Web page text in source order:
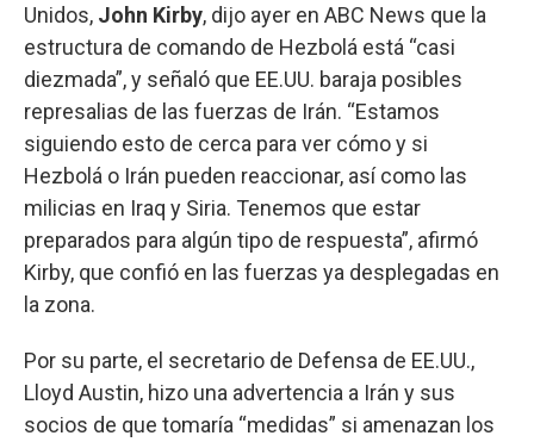
Unidos, John Kirby, dijo ayer en ABC News que la
estructura de comando de Hezbolá está “casi
diezmada”, y señaló que EE.UU. baraja posibles
represalias de las fuerzas de Irán. “Estamos
siguiendo esto de cerca para ver cómo y si
Hezbolá o Irán pueden reaccionar, así como las
milicias en Iraq y Siria. Tenemos que estar
preparados para algún tipo de respuesta”, afirmó
Kirby, que confió en las fuerzas ya desplegadas en
la zona.
Por su parte, el secretario de Defensa de EE.UU.,
Lloyd Austin, hizo una advertencia a Irán y sus
socios de que tomaría “medidas” si amenazan los